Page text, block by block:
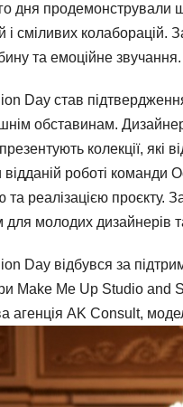
дня продемонстрували
і сміливих
та емоційне звучання.
Day став
обставинам.
колекції, які
роботі команди
та реалізацією
молодих дизайнерів
Day відбувся за
Make Me Up Studio
агенція AK Consult,